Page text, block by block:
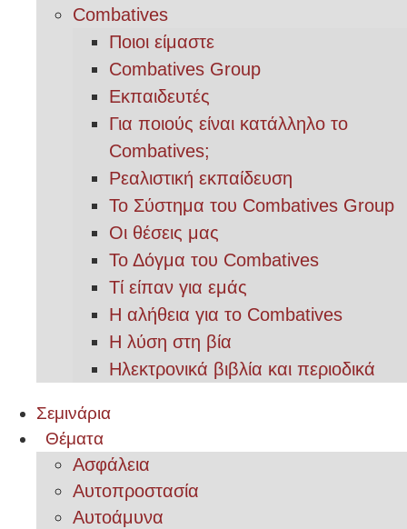
Combatives
Ποιοι είμαστε
Combatives Group
Εκπαιδευτές
Για ποιούς είναι κατάλληλο το
Combatives;
Ρεαλιστική εκπαίδευση
Το Σύστημα του Combatives Group
Οι θέσεις μας
Το Δόγμα του Combatives
Τί είπαν για εμάς
Η αλήθεια για το Combatives
Η λύση στη βία
Ηλεκτρονικά βιβλία και περιοδικά
Σεμινάρια
Θέματα
Ασφάλεια
Αυτοπροστασία
Αυτοάμυνα